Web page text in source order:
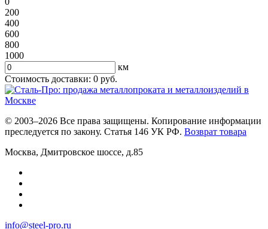
200
400
600
800
1000
км
Стоимость доставки: 0 руб.
© 2003–2026 Все права защищены. Копирование информации
преследуется по закону. Статья 146 УК РФ. Возврат товара
Москва, Дмитровское шоссе, д.85
info@steel-pro.ru